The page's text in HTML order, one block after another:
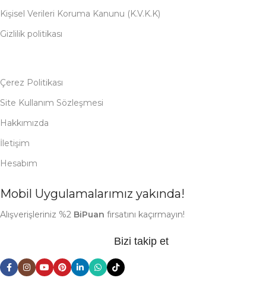
Kişisel Verileri Koruma Kanunu (K.V.K.K)
Gizlilik politikası
Çerez Politikası
Site Kullanım Sözleşmesi
Hakkımızda
İletişim
Hesabım
Mobil Uygulamalarımız yakında!
Alışverişleriniz %2 BiPuan fırsatını kaçırmayın!
Bizi takip et